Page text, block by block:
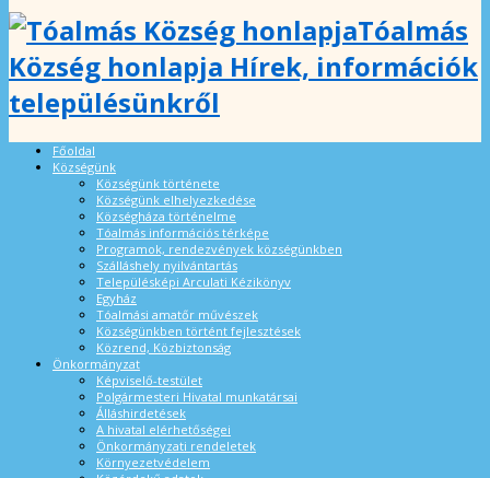
Tóalmás
Község honlapja Hírek, információk
településünkről
Főoldal
Községünk
Községünk története
Községünk elhelyezkedése
Községháza történelme
Tóalmás információs térképe
Programok, rendezvények községünkben
Szálláshely nyilvántartás
Településképi Arculati Kézikönyv
Egyház
Tóalmási amatőr művészek
Községünkben történt fejlesztések
Közrend, Közbiztonság
Önkormányzat
Képviselő-testület
Polgármesteri Hivatal munkatársai
Álláshirdetések
A hivatal elérhetőségei
Önkormányzati rendeletek
Környezetvédelem